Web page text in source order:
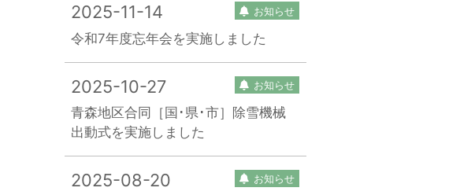
2025-11-14 お知らせ
令和7年度忘年会を実施しました
2025-10-27 お知らせ
青森地区合同［国･県･市］除雪機械
出動式を実施しました
2025-08-20 お知らせ